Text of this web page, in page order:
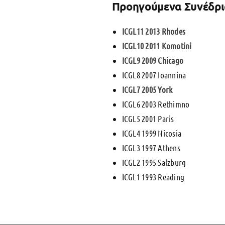
Προηγούμενα
ICGL11 2013 Rhodes
ICGL10 2011 Komotini
ICGL9 2009 Chicago
ICGL8 2007 Ioannina
ICGL7 2005 York
ICGL6 2003 Rethimno
ICGL5 2001 Paris
ICGL4 1999 Nicosia
ICGL3 1997 Athens
ICGL2 1995 Salzburg
ICGL1 1993 Reading